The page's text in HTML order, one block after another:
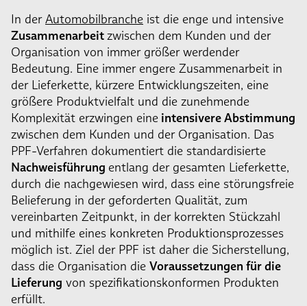
In derAutomobilbranche ist die enge und intensive
Zusammenarbeitzwischen dem Kunden und der
Organisation von immer größer werdender
Bedeutung. Eine immer engere Zusammenarbeit in
der Lieferkette, kürzere Entwicklungszeiten, eine
größere Produktvielfalt und die zunehmende
Komplexität erzwingen eine intensivere Abstimmung
zwischen dem Kunden und der Organisation. Das
PPF-Verfahren dokumentiert die standardisierte
Nachweisführung entlang der gesamten Lieferkette,
durch die nachgewiesen wird, dass eine störungsfreie
Belieferung in der geforderten Qualität, zum
vereinbarten Zeitpunkt, in der korrekten Stückzahl
und mithilfe eines konkreten Produktionsprozesses
möglich ist. Ziel der PPF ist daher die Sicherstellung,
dass die Organisation die Voraussetzungen für die
Lieferung von spezifikationskonformen Produkten
erfüllt.